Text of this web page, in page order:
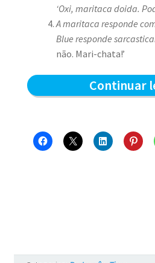
‘Oxi, maritaca doida.
A maritaca responde
Blue responde
não. Mari-chata!’
Continuar